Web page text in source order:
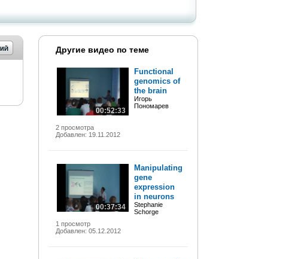
Другие видео по теме
00:52:33
2 просмотра
Добавлен: 19.11.2012
Functional
genomics of
the brain
Игорь
Пономарев
00:37:34
1 просмотр
Добавлен: 05.12.2012
Manipulating
gene
expression
in neurons
Stephanie
Schorge